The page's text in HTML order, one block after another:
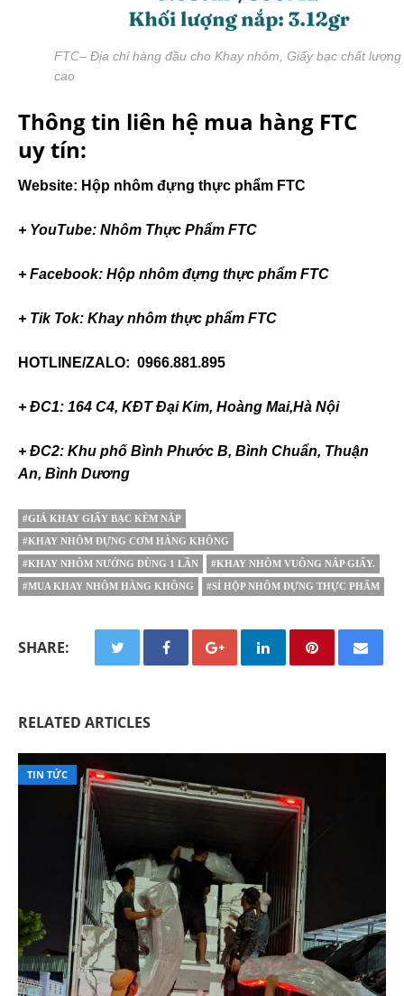
FTC– Địa chỉ hàng đầu cho Khay nhôm, Giấy bạc chất lượng
cao
Thông tin liên hệ mua hàng FTC
uy tín:
Website: Hộp nhôm đựng thực phẩm FTC
+ YouTube: Nhôm Thực Phẩm FTC
+ Facebook: Hộp nhôm đựng thực phẩm FTC
+ Tik Tok: Khay nhôm thực phẩm FTC
HOTLINE/ZALO: 0966.881.895
+ ĐC1: 164 C4, KĐT Đại Kim, Hoàng Mai,Hà Nội
+ ĐC2: Khu phố Bình Phước B, Bình Chuẩn, Thuận
An, Bình Dương
#GIÁ KHAY GIẤY BẠC KÈM NẮP
#KHAY NHÔM ĐỰNG CƠM HÀNG KHÔNG
#KHAY NHÔM NƯỚNG DÙNG 1 LẦN #KHAY NHÔM VUÔNG NẮP GIẤY.
#MUA KHAY NHÔM HÀNG KHÔNG #SỈ HỘP NHÔM ĐỰNG THỰC PHẨM
SHARE:
RELATED ARTICLES
TIN TỨC